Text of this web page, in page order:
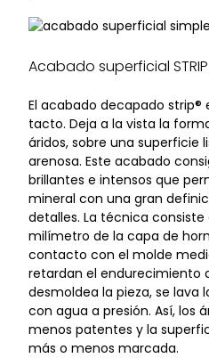
Acabado superficial
El acabado decapado strip®
tacto. Deja a la vista la
áridos, sobre una superficie
arenosa. Este acabado
brillantes e intensos que
mineral con una gran
detalles. La técnica
milímetro de la capa de
contacto con el molde
retardan el endurecimiento
desmoldea la pieza, se lava
con agua a presión. Así, los
menos patentes y la
más o menos marcada.